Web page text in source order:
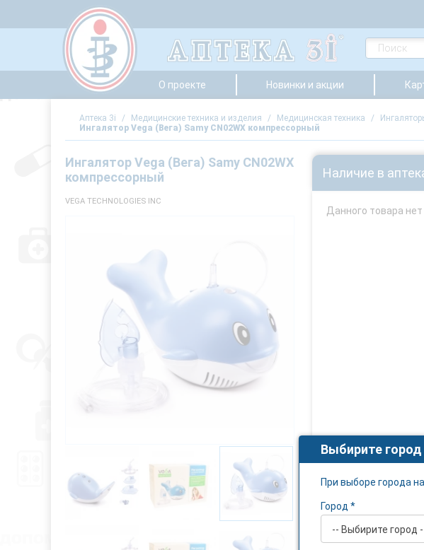
О проекте Новинки и акции
Аптека 3i / Медицинские техника и изделия / Медицинская техника /
Ингалятор Vega (Вега) Samy CN02WX компрессорный
Ингалятор Vega (Вега) Samy CN02WX
компрессорный
VEGA TECHNOLOGIES INC
Наличие в
Данного товара
Выбирите город
При выборе города
Город *
-- Выбирите город